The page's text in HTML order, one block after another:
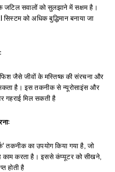
सवालों को सुलझाने में सक्षम है।
को अधिक बुद्धिमान बनाया जा
जैसे जीवों के मस्तिष्क की संरचना और
है। इस तकनीक से न्यूरोसाइंस और
गहराई मिल सकती है
तकनीक का उपयोग किया गया है, जो
काम करता है। इससे कंप्यूटर को सीखने,
होती है